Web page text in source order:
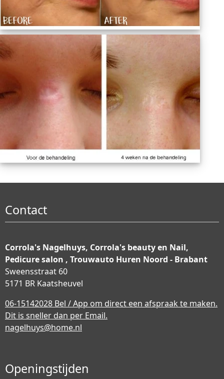
Contact
Corrola's Nagelhuys, Corrola's beauty en Nail,
Pedicure salon , Trouwauto Huren Noord - Brabant
Sweensstraat 60
5171 BR Kaatsheuvel
06-15142028 Bel / App om direct een afspraak te maken.
Dit is sneller dan per Email.
nagelhuys@home.nl
Openingstijden